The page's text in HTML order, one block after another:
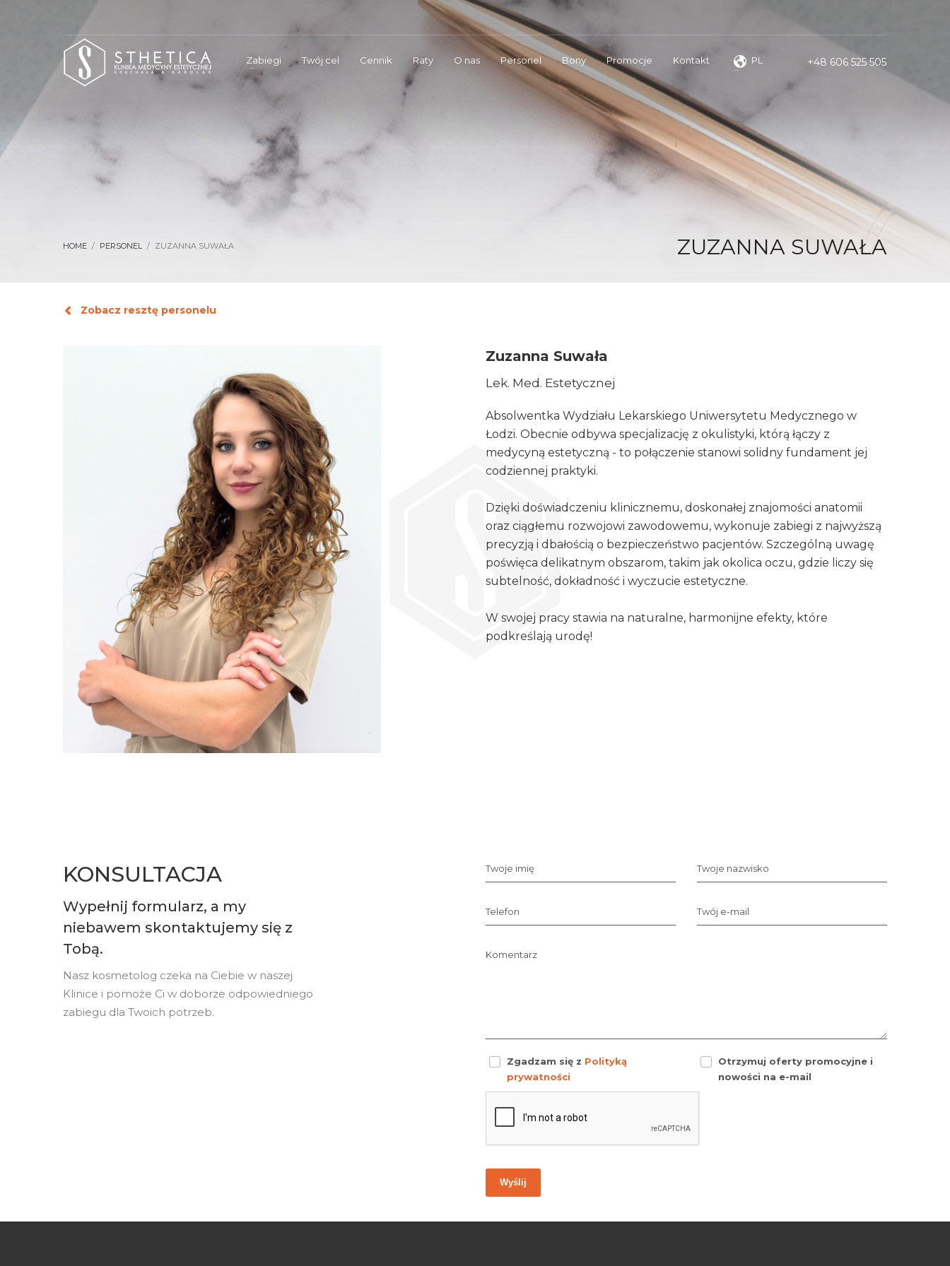
Zabiegi Twój cel Cennik Raty O nas Personel Bony Promocje Kontakt PL +48 606 525 505
HOME PERSONEL ZUZANNA SUWAŁA ZUZANNA SUWAŁA
Zobacz resztę personelu
Zuzanna Suwała
Lek. Med. Estetycznej
Absolwentka Wydziału Lekarskiego Uniwersytetu Medycznego w
Łodzi. Obecnie odbywa specjalizację z okulistyki, którą łączy z
medycyną estetyczną - to połączenie stanowi solidny fundament jej
codziennej praktyki.
Dzięki doświadczeniu klinicznemu, doskonałej znajomości anatomii
oraz ciągłemu rozwojowi zawodowemu, wykonuje zabiegi z najwyższą
precyzją i dbałością o bezpieczeństwo pacjentów. Szczególną uwagę
poświęca delikatnym obszarom, takim jak okolica oczu, gdzie liczy się
subtelność, dokładność i wyczucie estetyczne.
W swojej pracy stawia na naturalne, harmonijne efekty, które
podkreślają urodę!
KONSULTACJA
Wypełnij formularz, a my
niebawem skontaktujemy się z
Tobą.
Nasz kosmetolog czeka na Ciebie w naszej
Klinice i pomoże Ci w doborze odpowiedniego
zabiegu dla Twoich potrzeb.
Twoje imię Twoje nazwisko
Telefon Twój e-mail
Komentarz
Zgadzam się z Polityką
prywatności
Otrzymuj oferty promocyjne i
nowości na e-mail
Wyślij